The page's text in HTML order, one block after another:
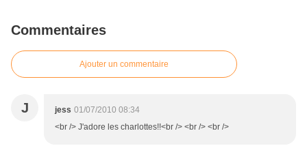
Commentaires
Ajouter un commentaire
J jess 01/07/2010 08:34
<br /> J'adore les charlottes!!<br /> <br /> <br />